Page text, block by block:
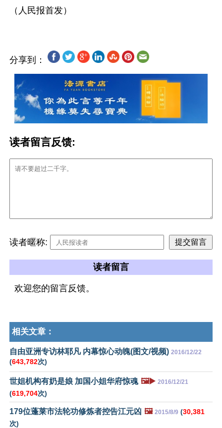
分享到：
读者留言反馈:
读者暱称:
读者留言
欢迎您的留言反馈。
相关文章：
自由亚洲专访林耶凡 内幕惊心动魄(图文/视频) 2016/12/22
(643,782次)
世姐机构有奶是娘 加国小姐华府惊魂 🖼️▶️ 2016/12/21
(619,704次)
179位蓬莱市法轮功修炼者控告江元凶 🖼️ 2015/8/9 (30,381
次)